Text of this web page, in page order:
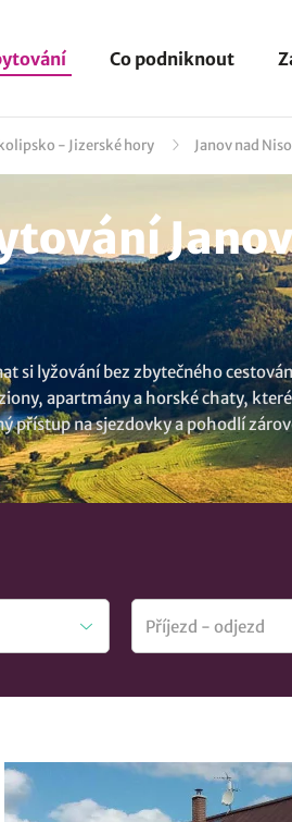
Co podniknout
- Jizerské hory Janov nad
si lyžování bez zbytečného
apartmány a horské chaty,
přístup na sjezdovky a pohodlí
Janov nad Nisou.? U nás si